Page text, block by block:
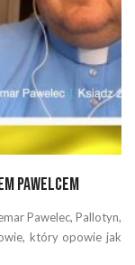
Pawelcem
Pawelec, Pallotyn,
który opowie jak